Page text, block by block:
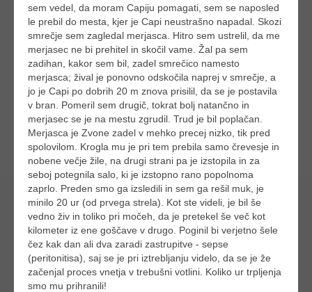
sem vedel, da moram Capiju pomagati, sem se naposled
le prebil do mesta, kjer je Capi neustrašno napadal. Skozi
smrečje sem zagledal merjasca. Hitro sem ustrelil, da me
merjasec ne bi prehitel in skočil vame. Žal pa sem
zadihan, kakor sem bil, zadel smrečico namesto
merjasca; žival je ponovno odskočila naprej v smrečje, a
jo je Capi po dobrih 20 m znova prisilil, da se je postavila
v bran. Pomeril sem drugič, tokrat bolj natančno in
merjasec se je na mestu zgrudil. Trud je bil poplačan.
Merjasca je Zvone zadel v mehko precej nizko, tik pred
spolovilom. Krogla mu je pri tem prebila samo črevesje in
nobene večje žile, na drugi strani pa je izstopila in za
seboj potegnila salo, ki je izstopno rano popolnoma
zaprlo. Preden smo ga izsledili in sem ga rešil muk, je
minilo 20 ur (od prvega strela). Kot ste videli, je bil še
vedno živ in toliko pri močeh, da je pretekel še več kot
kilometer iz ene goščave v drugo. Poginil bi verjetno šele
čez kak dan ali dva zaradi zastrupitve - sepse
(peritonitisa), saj se je pri iztrebljanju videlo, da se je že
začenjal proces vnetja v trebušni votlini. Koliko ur trpljenja
smo mu prihranili!